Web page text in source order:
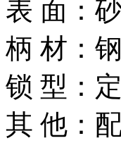
表 面：
柄 材：
锁 型：
其 他：